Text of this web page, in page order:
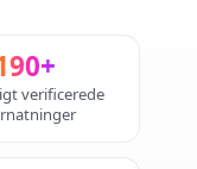
verificerede